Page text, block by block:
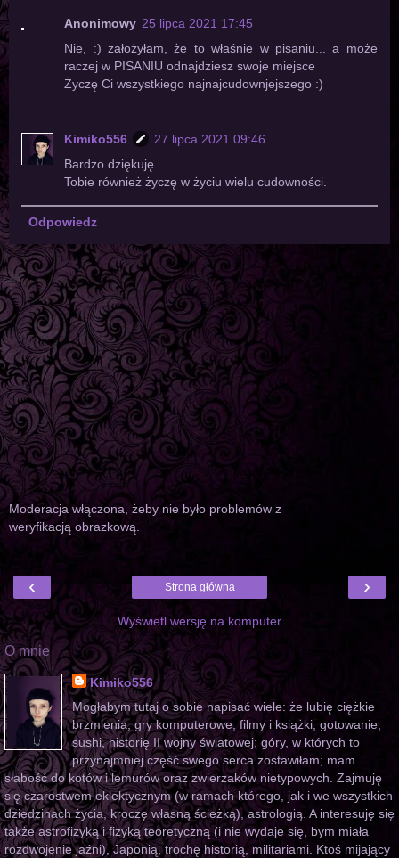
Anonimowy 25 lipca 2021 17:45
Nie, :) założyłam, że to właśnie w pisaniu... a może
raczej w PISANIU odnajdziesz swoje miejsce
Życzę Ci wszystkiego najnajcudownjejszego :)
Kimiko556
27 lipca 2021 09:46
Bardzo dziękuję.
Tobie również życzę w życiu wielu cudowności.
Odpowiedz
Moderacja włączona, żeby nie było problemów z
weryfikacją obrazkową.
‹ ›
Strona główna
Wyświetl wersję na komputer
O mnie
Kimiko556
Mogłabym tutaj o sobie napisać wiele: że lubię ciężkie
brzmienia, gry komputerowe, filmy i książki, gotowanie,
sushi, historię II wojny światowej; góry, w których to
przynajmniej część swego serca zostawiłam; mam
słabość do kotów i lemurów oraz zwierzaków nietypowych. Zajmuję
się czarostwem eklektycznym (w ramach którego, jak i we wszystkich
dziedzinach życia, kroczę własną ścieżką), astrologią. A interesuję się
także astrofizyką i fizyką teoretyczną (i nie wydaje się, bym miała
rozdwojenie jaźni), Japonią, trochę historią, militariami. Ktoś mijający